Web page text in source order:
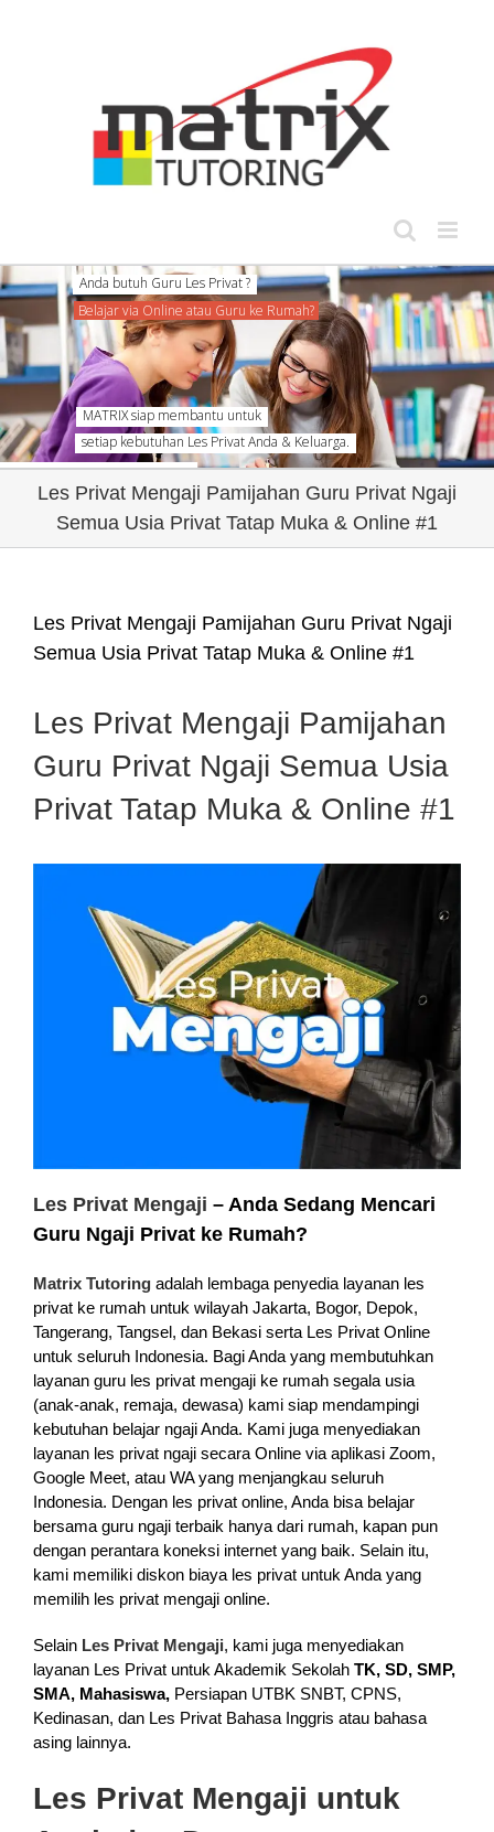
Anda butuh Guru Les Privat ?
Belajar via Online atau Guru ke Rumah?
MATRIX siap membantu untuk
setiap kebutuhan Les Privat Anda & Keluarga.
Les Privat Mengaji Pamijahan Guru Privat Ngaji
Semua Usia Privat Tatap Muka & Online #1
Les Privat Mengaji Pamijahan Guru Privat Ngaji
Semua Usia Privat Tatap Muka & Online #1
Les Privat Mengaji Pamijahan
Guru Privat Ngaji Semua Usia
Privat Tatap Muka & Online #1
Les Privat Mengaji – Anda Sedang Mencari
Guru Ngaji Privat ke Rumah?
Matrix Tutoringadalah lembaga penyedia layanan les
privat ke rumah untuk wilayah Jakarta, Bogor, Depok,
Tangerang, Tangsel, dan Bekasi serta Les Privat Online
untuk seluruh Indonesia. Bagi Anda yang membutuhkan
layanan guru les privat mengaji ke rumah segala usia
(anak-anak, remaja, dewasa) kami siap mendampingi
kebutuhan belajar ngaji Anda. Kami juga menyediakan
layanan les privat ngaji secara Online via aplikasi Zoom,
Google Meet, atau WA yang menjangkau seluruh
Indonesia. Dengan les privat online, Anda bisa belajar
bersama guru ngaji terbaik hanya dari rumah, kapan pun
dengan perantara koneksi internet yang baik. Selain itu,
kami memiliki diskon biaya les privat untuk Anda yang
memilih les privat mengaji online.
Selain Les Privat Mengaji, kami juga menyediakan
layanan Les Privat untuk Akademik Sekolah TK, SD, SMP,
SMA, Mahasiswa,Persiapan UTBK SNBT, CPNS,
Kedinasan, dan Les Privat Bahasa Inggris atau bahasa
asing lainnya.
Les Privat Mengaji untuk